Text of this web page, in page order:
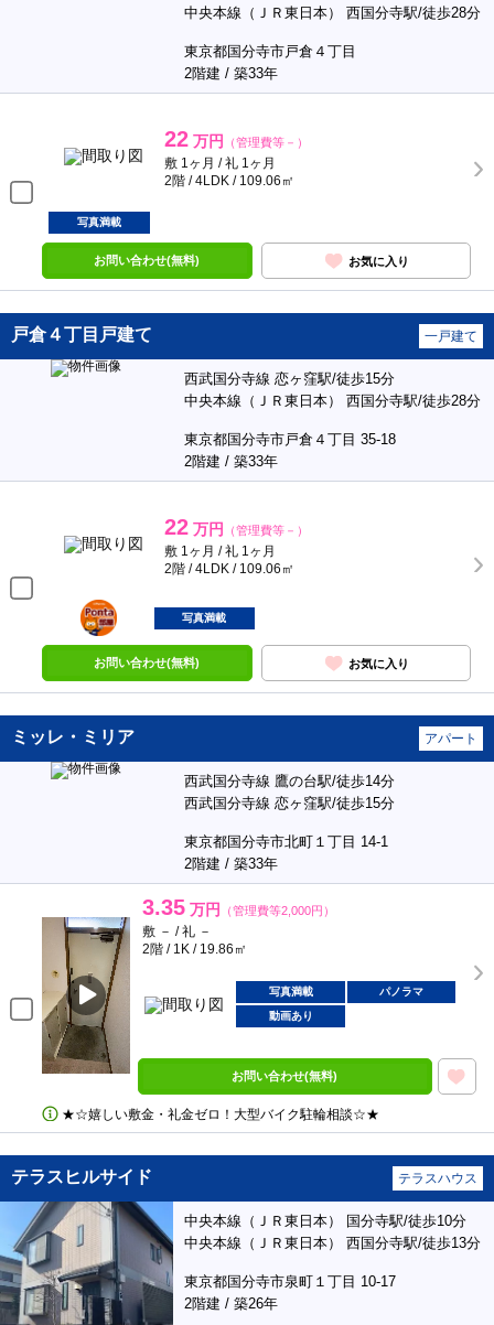
中央本線（ＪＲ東日本） 西国分寺駅/徒歩28分
東京都国分寺市戸倉４丁目
2階建 / 築33年
22 万円 （管理費等－）
敷 1ヶ月 / 礼 1ヶ月
2階 / 4LDK / 109.06㎡
写真満載
お問い合わせ(無料) お気に入り
戸倉４丁目戸建て 一戸建て
西武国分寺線 恋ヶ窪駅/徒歩15分
中央本線（ＪＲ東日本） 西国分寺駅/徒歩28分
東京都国分寺市戸倉４丁目 35-18
2階建 / 築33年
22 万円 （管理費等－）
敷 1ヶ月 / 礼 1ヶ月
2階 / 4LDK / 109.06㎡
ポンタ
部屋
写真満載
お問い合わせ(無料) お気に入り
ミッレ・ミリア アパート
西武国分寺線 鷹の台駅/徒歩14分
西武国分寺線 恋ヶ窪駅/徒歩15分
東京都国分寺市北町１丁目 14-1
2階建 / 築33年
3.35 万円 （管理費等2,000円）
敷 － / 礼 －
2階 / 1K / 19.86㎡
写真満載
パノラマ
動画あり
お問い合わせ(無料)
★☆嬉しい敷金・礼金ゼロ！大型バイク駐輪相談☆★
テラスヒルサイド テラスハウス
中央本線（ＪＲ東日本） 国分寺駅/徒歩10分
中央本線（ＪＲ東日本） 西国分寺駅/徒歩13分
東京都国分寺市泉町１丁目 10-17
2階建 / 築26年